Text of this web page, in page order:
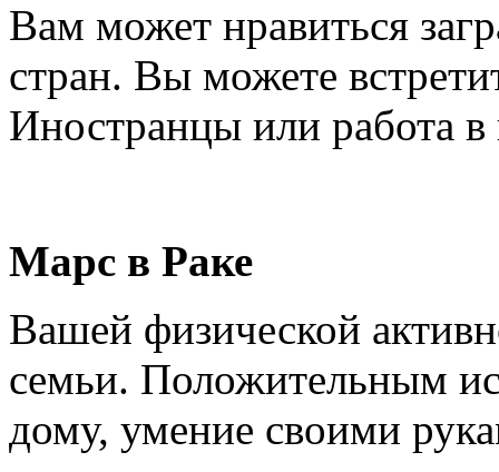
Вам может нравиться
стран. Вы можете
Иностранцы или работа
Марс в Раке
Вашей физической
семьи. Положительным
дому, умение своими